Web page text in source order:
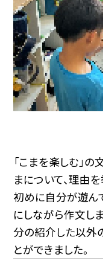
「こまを楽しむ」
まについて、理由
初めに自分が遊ん
にしながら作文し
分の紹介した以外
とができました。